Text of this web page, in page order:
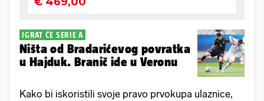
IGRAT ĆE SERIE A
Ništa od Bradarićevog povratka
u Hajduk. Branič ide u Veronu
Kako bi iskoristili svoje pravo prvokupa ulaznice,